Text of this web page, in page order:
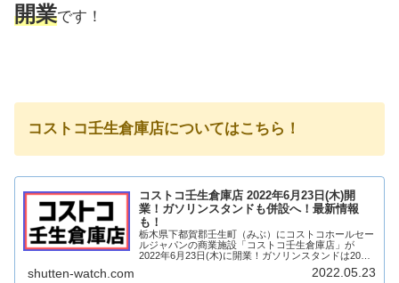
開業です！
コストコ壬生倉庫店についてはこちら！
コストコ壬生倉庫店 2022年6月23日(木)開
業！ガソリンスタンドも併設へ！最新情報
も！
栃木県下都賀郡壬生町（みぶ）にコストコホールセー
ルジャパンの商業施設「コストコ壬生倉庫店」が
2022年6月23日(木)に開業！ガソリンスタンドは2022
年5月29日(日)開業！コストコが栃木県に初進出！そ
んな、コストコ壬生倉庫店についてどの...
shutten-watch.com 2022.05.23